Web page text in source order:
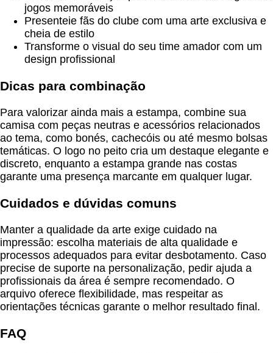
jogos memoráveis
Presenteie fãs do clube com uma arte exclusiva e
cheia de estilo
Transforme o visual do seu time amador com um
design profissional
Dicas para combinação
Para valorizar ainda mais a estampa, combine sua
camisa com peças neutras e acessórios relacionados
ao tema, como bonés, cachecóis ou até mesmo bolsas
temáticas. O logo no peito cria um destaque elegante e
discreto, enquanto a estampa grande nas costas
garante uma presença marcante em qualquer lugar.
Cuidados e dúvidas comuns
Manter a qualidade da arte exige cuidado na
impressão: escolha materiais de alta qualidade e
processos adequados para evitar desbotamento. Caso
precise de suporte na personalização, pedir ajuda a
profissionais da área é sempre recomendado. O
arquivo oferece flexibilidade, mas respeitar as
orientações técnicas garante o melhor resultado final.
FAQ